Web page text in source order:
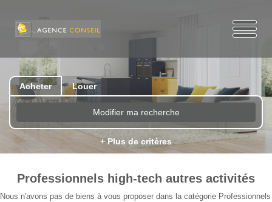
Acheter Louer
Modifier ma recherche
+ Plus de critères
Professionnels high-tech autres activités
Nous n'avons pas de biens à vous proposer dans la catégorie Professionnels